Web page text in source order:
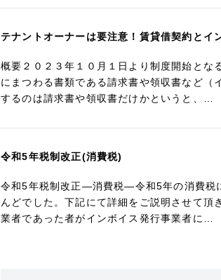
テナントオーナーは要注意！賃貸借契約とイ
概要２０２３年１０月１日より制度開始とな
にまつわる書類である請求書や領収書など（
するのは請求書や領収書だけかというと、…
令和5年税制改正(消費税)
令和5年税制改正―消費税―令和5年の消費税
んどでした。下記にて詳細をご説明させて頂
業者であった者がインボイス発行事業者に…